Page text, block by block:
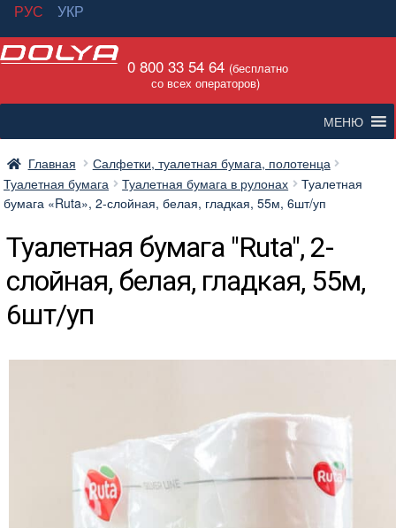
РУС
УКР
Перейти
навигации
Перейти
содержимому
0 800 33 54 64 (бесплатно
со всех операторов)
МЕНЮ
Главная
Салфетки, туалетная бумага, полотенца
Туалетная бумага
Туалетная бумага в рулонах
Туалетная
бумага «Ruta», 2-слойная, белая, гладкая, 55м, 6шт/уп
Туалетная бумага "Ruta", 2-
слойная, белая, гладкая, 55м,
6шт/уп